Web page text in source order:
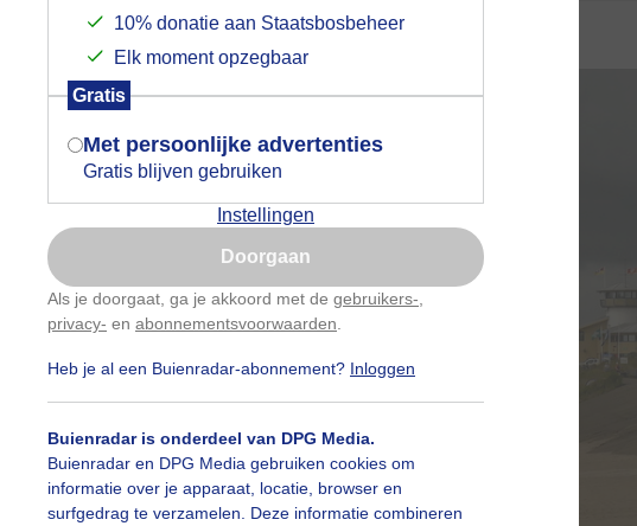
10% donatie aan Staatsbosbeheer
Elk moment opzegbaar
Gratis
Met persoonlijke advertenties
Gratis blijven gebruiken
Instellingen
Doorgaan
Als je doorgaat, ga je akkoord met de gebruikers-
privacy- en abonnementsvoorwaarden
Heb je al een Buienradar-abonnement? Inloggen
Buienradar is onderdeel van DPG Media.
Buienradar en DPG Media gebruiken cookies om
informatie over je apparaat, locatie, browser en
surfgedrag te verzamelen. Deze informatie combineren
Indien je hier nog geen akkoord op hebt
gegeven, verschijnt er zo een pop-up uit
je browser waarin deze toestemming
gevraagd wordt.
Is goed, toon de popup
Nu niet, misschien later
Gebruik je Safari en wil je niet elke dag deze pop-up
Klikhierom dit aan te passen